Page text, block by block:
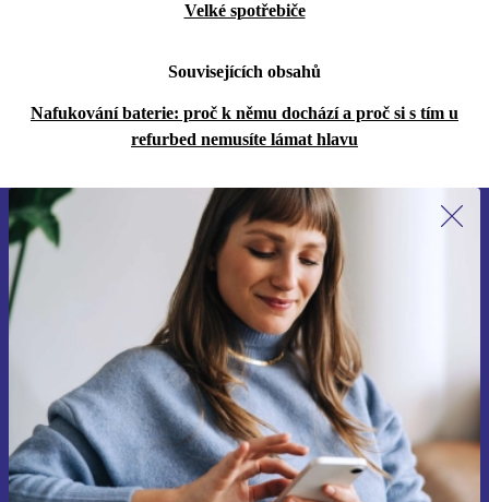
Velké spotřebiče
Souvisejících obsahů
Nafukování baterie: proč k němu dochází a proč si s tím u
refurbed nemusíte lámat hlavu
Přihlas se k odběru našich novinek a
ušetři 400 Kč!
Už nikdy nepromeškej žádnou nabídku.
Chci voucher
Informace o použití osobních údajů najdeš v našich
Zásadách ochrany osobních údajů.